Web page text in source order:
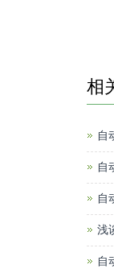
相
自
自
自
浅
自